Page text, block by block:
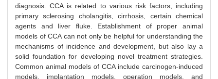
diagnosis. CCA is related to various risk factors, including
primary sclerosing cholangitis, cirrhosis, certain chemical
agents and liver fluke. Establishment of proper animal
models of CCA can not only be helpful for understanding the
mechanisms of incidence and development, but also lay a
solid foundation for developing novel treatment strategies.
Common animal models of CCA include carcinogen-induced
models, implantation models, operation models, and